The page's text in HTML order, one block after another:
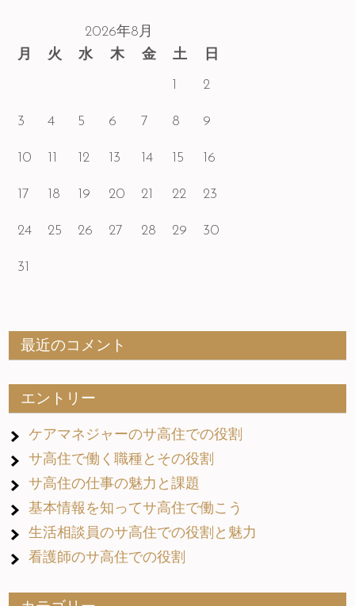
2026年8月
月
火 水 木 金 土
日
1
2
3 4 5 6 7 8 9
10 11 12 13 14 15 16
17 18 19 20 21 22 23
24 25 26 27 28 29 30
31
最近のコメント
エントリー
ケアマネジャーのサ高住での役割
サ高住で働く職種とその役割
サ高住の仕事の魅力と課題
基本情報を知ってサ高住で働こう
生活相談員のサ高住での役割と魅力
看護師のサ高住での役割